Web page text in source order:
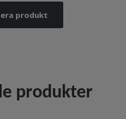
produkt
produkter